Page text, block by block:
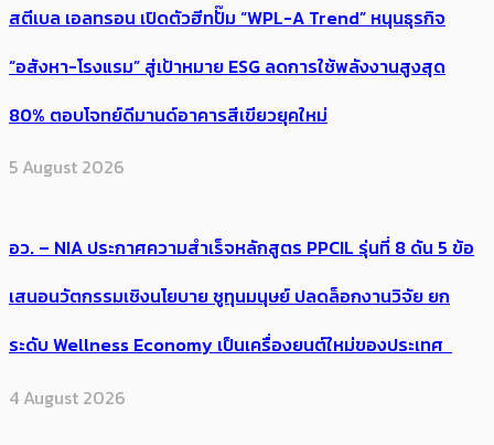
สตีเบล เอลทรอน เปิดตัวฮีทปั๊ม “WPL-A Trend” หนุนธุรกิจ
“อสังหา-โรงแรม” สู่เป้าหมาย ESG ลดการใช้พลังงานสูงสุด
80% ตอบโจทย์ดีมานด์อาคารสีเขียวยุคใหม่
5 August 2026
อว. – NIA ประกาศความสำเร็จหลักสูตร PPCIL รุ่นที่ 8 ดัน 5 ข้อ
เสนอนวัตกรรมเชิงนโยบาย ชูทุนมนุษย์ ปลดล็อกงานวิจัย ยก
ระดับ Wellness Economy เป็นเครื่องยนต์ใหม่ของประเทศ
4 August 2026